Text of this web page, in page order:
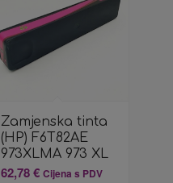
Zamjenska tinta
(HP) F6T82AE
973XLMA 973 XL
62,78€ Cijena s PDV